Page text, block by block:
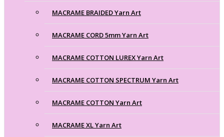
MACRAME BRAIDED Yarn Art
MACRAME CORD 5mm Yarn Art
MACRAME COTTON LUREX Yarn Art
MACRAME COTTON SPECTRUM Yarn Art
MACRAME COTTON Yarn Art
MACRAME XL Yarn Art